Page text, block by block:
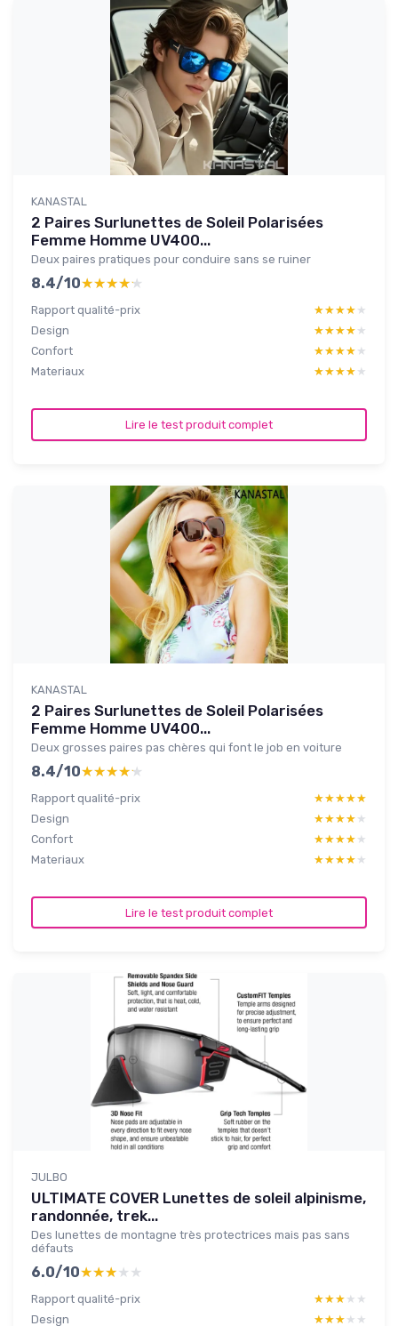
KANASTAL
2 Paires Surlunettes de Soleil Polarisées
Femme Homme UV400...
Deux paires pratiques pour conduire sans se ruiner
8.4/10★★★★★
★★★★★
Rapport qualité-prix ★★★★★
★★★★★
Design
★★★★★
★★★★★
Confort
★★★★★
★★★★★
Materiaux
★★★★★
★★★★★
Lire le test produit complet
KANASTAL
2 Paires Surlunettes de Soleil Polarisées
Femme Homme UV400...
Deux grosses paires pas chères qui font le job en voiture
8.4/10★★★★★
★★★★★
Rapport qualité-prix ★★★★★
★★★★★
Design
★★★★★
★★★★★
Confort
★★★★★
★★★★★
Materiaux
★★★★★
★★★★★
Lire le test produit complet
JULBO
ULTIMATE COVER Lunettes de soleil alpinisme,
randonnée, trek...
Des lunettes de montagne très protectrices mais pas sans
défauts
6.0/10★★★★★
★★★★★
Rapport qualité-prix ★★★★★
★★★★★
Design
★★★★★
★★★★★